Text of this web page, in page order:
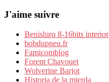
J'aime suivre
Benishiro 8-16bits interior
bobdupneu.fr
Famicomblog
Forent Chavouet
Wolverine Barjot
Historia de la mierda